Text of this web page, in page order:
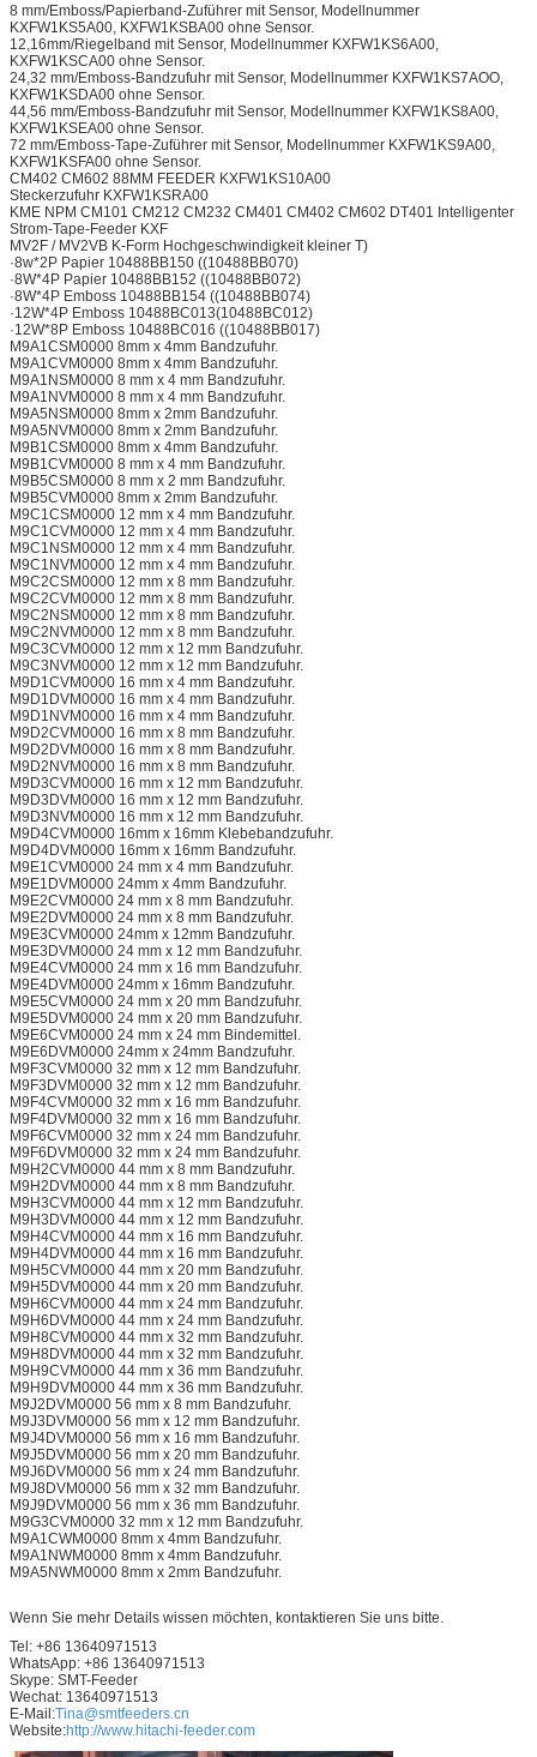
8 mm/Emboss/Papierband-Zuführer mit Sensor, Modellnummer
KXFW1KS5A00, KXFW1KSBA00 ohne Sensor.
12,16mm/Riegelband mit Sensor, Modellnummer KXFW1KS6A00,
KXFW1KSCA00 ohne Sensor.
24,32 mm/Emboss-Bandzufuhr mit Sensor, Modellnummer KXFW1KS7AOO,
KXFW1KSDA00 ohne Sensor.
44,56 mm/Emboss-Bandzufuhr mit Sensor, Modellnummer KXFW1KS8A00,
KXFW1KSEA00 ohne Sensor.
72 mm/Emboss-Tape-Zuführer mit Sensor, Modellnummer KXFW1KS9A00,
KXFW1KSFA00 ohne Sensor.
CM402 CM602 88MM FEEDER KXFW1KS10A00
Steckerzufuhr KXFW1KSRA00
KME NPM CM101 CM212 CM232 CM401 CM402 CM602 DT401 Intelligenter
Strom-Tape-Feeder KXF
MV2F / MV2VB K-Form Hochgeschwindigkeit kleiner T)
·8w*2P Papier 10488BB150 ((10488BB070)
·8W*4P Papier 10488BB152 ((10488BB072)
·8W*4P Emboss 10488BB154 ((10488BB074)
·12W*4P Emboss 10488BC013(10488BC012)
·12W*8P Emboss 10488BC016 ((10488BB017)
M9A1CSM0000 8mm x 4mm Bandzufuhr.
M9A1CVM0000 8mm x 4mm Bandzufuhr.
M9A1NSM0000 8 mm x 4 mm Bandzufuhr.
M9A1NVM0000 8 mm x 4 mm Bandzufuhr.
M9A5NSM0000 8mm x 2mm Bandzufuhr.
M9A5NVM0000 8mm x 2mm Bandzufuhr.
M9B1CSM0000 8mm x 4mm Bandzufuhr.
M9B1CVM0000 8 mm x 4 mm Bandzufuhr.
M9B5CSM0000 8 mm x 2 mm Bandzufuhr.
M9B5CVM0000 8mm x 2mm Bandzufuhr.
M9C1CSM0000 12 mm x 4 mm Bandzufuhr.
M9C1CVM0000 12 mm x 4 mm Bandzufuhr.
M9C1NSM0000 12 mm x 4 mm Bandzufuhr.
M9C1NVM0000 12 mm x 4 mm Bandzufuhr.
M9C2CSM0000 12 mm x 8 mm Bandzufuhr.
M9C2CVM0000 12 mm x 8 mm Bandzufuhr.
M9C2NSM0000 12 mm x 8 mm Bandzufuhr.
M9C2NVM0000 12 mm x 8 mm Bandzufuhr.
M9C3CVM0000 12 mm x 12 mm Bandzufuhr.
M9C3NVM0000 12 mm x 12 mm Bandzufuhr.
M9D1CVM0000 16 mm x 4 mm Bandzufuhr.
M9D1DVM0000 16 mm x 4 mm Bandzufuhr.
M9D1NVM0000 16 mm x 4 mm Bandzufuhr.
M9D2CVM0000 16 mm x 8 mm Bandzufuhr.
M9D2DVM0000 16 mm x 8 mm Bandzufuhr.
M9D2NVM0000 16 mm x 8 mm Bandzufuhr.
M9D3CVM0000 16 mm x 12 mm Bandzufuhr.
M9D3DVM0000 16 mm x 12 mm Bandzufuhr.
M9D3NVM0000 16 mm x 12 mm Bandzufuhr.
M9D4CVM0000 16mm x 16mm Klebebandzufuhr.
M9D4DVM0000 16mm x 16mm Bandzufuhr.
M9E1CVM0000 24 mm x 4 mm Bandzufuhr.
M9E1DVM0000 24mm x 4mm Bandzufuhr.
M9E2CVM0000 24 mm x 8 mm Bandzufuhr.
M9E2DVM0000 24 mm x 8 mm Bandzufuhr.
M9E3CVM0000 24mm x 12mm Bandzufuhr.
M9E3DVM0000 24 mm x 12 mm Bandzufuhr.
M9E4CVM0000 24 mm x 16 mm Bandzufuhr.
M9E4DVM0000 24mm x 16mm Bandzufuhr.
M9E5CVM0000 24 mm x 20 mm Bandzufuhr.
M9E5DVM0000 24 mm x 20 mm Bandzufuhr.
M9E6CVM0000 24 mm x 24 mm Bindemittel.
M9E6DVM0000 24mm x 24mm Bandzufuhr.
M9F3CVM0000 32 mm x 12 mm Bandzufuhr.
M9F3DVM0000 32 mm x 12 mm Bandzufuhr.
M9F4CVM0000 32 mm x 16 mm Bandzufuhr.
M9F4DVM0000 32 mm x 16 mm Bandzufuhr.
M9F6CVM0000 32 mm x 24 mm Bandzufuhr.
M9F6DVM0000 32 mm x 24 mm Bandzufuhr.
M9H2CVM0000 44 mm x 8 mm Bandzufuhr.
M9H2DVM0000 44 mm x 8 mm Bandzufuhr.
M9H3CVM0000 44 mm x 12 mm Bandzufuhr.
M9H3DVM0000 44 mm x 12 mm Bandzufuhr.
M9H4CVM0000 44 mm x 16 mm Bandzufuhr.
M9H4DVM0000 44 mm x 16 mm Bandzufuhr.
M9H5CVM0000 44 mm x 20 mm Bandzufuhr.
M9H5DVM0000 44 mm x 20 mm Bandzufuhr.
M9H6CVM0000 44 mm x 24 mm Bandzufuhr.
M9H6DVM0000 44 mm x 24 mm Bandzufuhr.
M9H8CVM0000 44 mm x 32 mm Bandzufuhr.
M9H8DVM0000 44 mm x 32 mm Bandzufuhr.
M9H9CVM0000 44 mm x 36 mm Bandzufuhr.
M9H9DVM0000 44 mm x 36 mm Bandzufuhr.
M9J2DVM0000 56 mm x 8 mm Bandzufuhr.
M9J3DVM0000 56 mm x 12 mm Bandzufuhr.
M9J4DVM0000 56 mm x 16 mm Bandzufuhr.
M9J5DVM0000 56 mm x 20 mm Bandzufuhr.
M9J6DVM0000 56 mm x 24 mm Bandzufuhr.
M9J8DVM0000 56 mm x 32 mm Bandzufuhr.
M9J9DVM0000 56 mm x 36 mm Bandzufuhr.
M9G3CVM0000 32 mm x 12 mm Bandzufuhr.
M9A1CWM0000 8mm x 4mm Bandzufuhr.
M9A1NWM0000 8mm x 4mm Bandzufuhr.
M9A5NWM0000 8mm x 2mm Bandzufuhr.
Wenn Sie mehr Details wissen möchten, kontaktieren Sie uns bitte.
Tel: +86 13640971513
WhatsApp: +86 13640971513
Skype: SMT-Feeder
Wechat: 13640971513
E-Mail:Tina@smtfeeders.cn
Website:http://www.hitachi-feeder.com